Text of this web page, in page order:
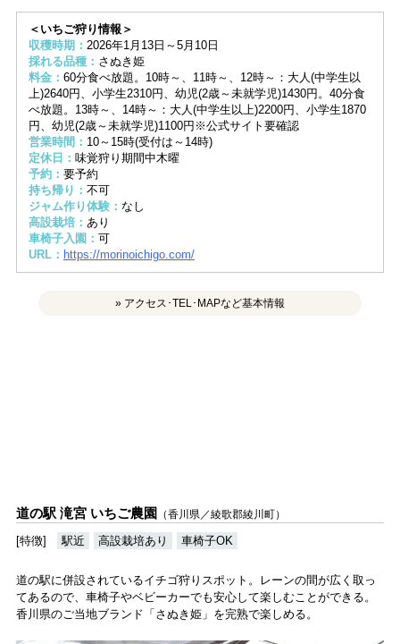
＜いちご狩り情報＞
収穫時期： 2026年1月13日～5月10日
採れる品種： さぬき姫
料金： 60分食べ放題。10時～、11時～、12時～：大人(中学生以
上)2640円、小学生2310円、幼児(2歳～未就学児)1430円。40分食
べ放題。13時～、14時～：大人(中学生以上)2200円、小学生1870
円、幼児(2歳～未就学児)1100円※公式サイト要確認
営業時間： 10～15時(受付は～14時)
定休日： 味覚狩り期間中木曜
予約： 要予約
持ち帰り： 不可
ジャム作り体験： なし
高設栽培： あり
車椅子入園： 可
URL： https://morinoichigo.com/
» アクセス･TEL･MAPなど基本情報
道の駅 滝宮 いちご農園 （香川県／綾歌郡綾川町）
[特徴] 駅近 高設栽培あり 車椅子OK
道の駅に併設されているイチゴ狩りスポット。レーンの間が広く取っ
てあるので、車椅子やベビーカーでも安心して楽しむことができる。
香川県のご当地ブランド「さぬき姫」を完熟で楽しめる。